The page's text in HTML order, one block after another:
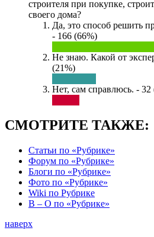
строителя при покупке,
своего дома?
Да, это способ решить
- 166 (66%)
Не знаю. Какой от
(21%)
Нет, сам справлюсь. - 32
СМОТРИТЕ ТАКЖЕ:
Статьи по «Рубрике»
Форум по «Рубрике»
Блоги по «Рубрике»
Фото по «Рубрике»
Wiki по Рубрике
В – О по «Рубрике»
наверх